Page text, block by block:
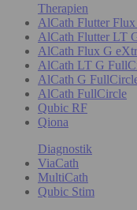
Therapien
AlCath Flutter
AlCath Flutter LT
AlCath Flux G
AlCath LT G
AlCath G
AlCath FullCircle
Qubic RF
Qiona
Diagnostik
ViaCath
MultiCath
Qubic Stim